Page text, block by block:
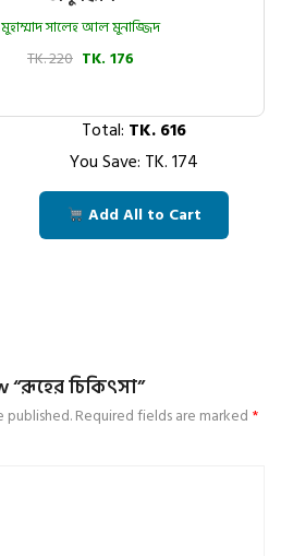
মুহাম্মাদ সালেহ আল মুনাজ্জিদ
TK. 220 TK. 176
Total: TK.616
You Save: TK.174
Add All to Cart
চিকিৎসা”
published.Required fields are marked *